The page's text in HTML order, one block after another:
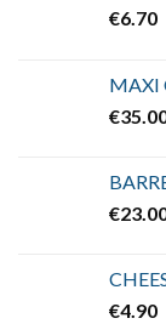
€6.70
MAXI
€
€
€4.90